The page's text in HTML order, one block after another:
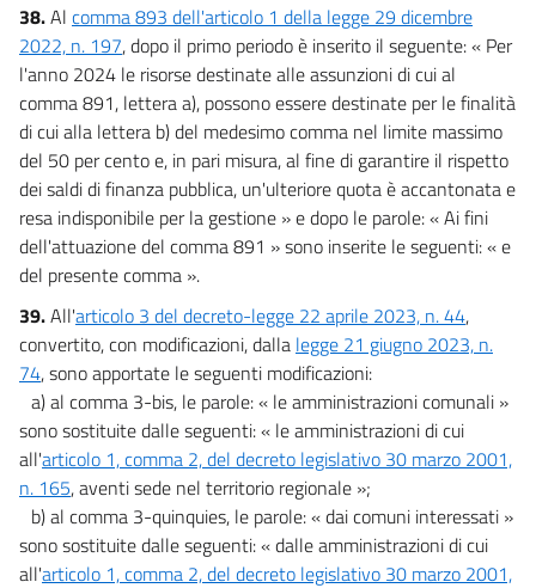
38.Al comma 893 dell'articolo 1 della legge 29 dicembre
2022, n. 197, dopo il primo periodo è inserito il seguente: « Per
l'anno 2024 le risorse destinate alle assunzioni di cui al
comma 891, lettera a), possono essere destinate per le finalità
di cui alla lettera b) del medesimo comma nel limite massimo
del 50 per cento e, in pari misura, al fine di garantire il rispetto
dei saldi di finanza pubblica, un'ulteriore quota è accantonata e
resa indisponibile per la gestione » e dopo le parole: « Ai fini
dell'attuazione del comma 891 » sono inserite le seguenti: « e
del presente comma ».
39.All'articolo 3 del decreto-legge 22 aprile 2023, n. 44,
convertito, con modificazioni, dalla legge 21 giugno 2023, n.
74, sono apportate le seguenti modificazioni:
a) al comma 3-bis, le parole: « le amministrazioni comunali »
sono sostituite dalle seguenti: « le amministrazioni di cui
all'articolo 1, comma 2, del decreto legislativo 30 marzo 2001,
n. 165, aventi sede nel territorio regionale »;
b) al comma 3-quinquies, le parole: « dai comuni interessati »
sono sostituite dalle seguenti: « dalle amministrazioni di cui
all'articolo 1, comma 2, del decreto legislativo 30 marzo 2001,